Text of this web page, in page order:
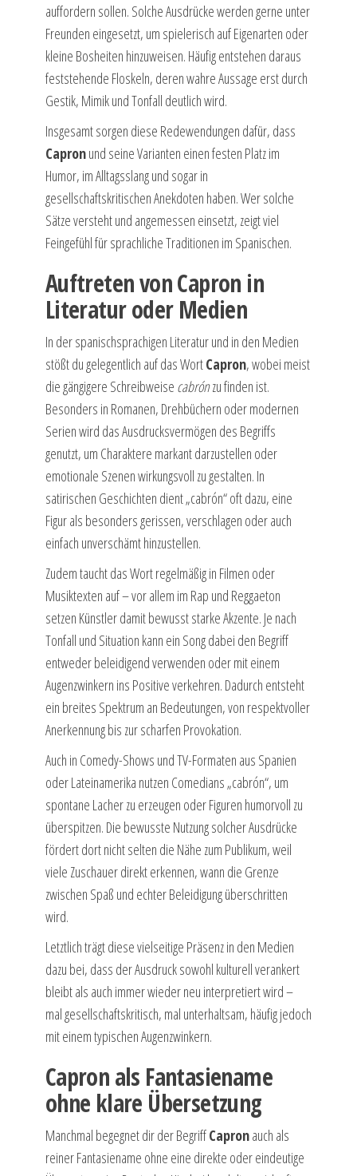
auffordern sollen. Solche Ausdrücke werden gerne unter
Freunden eingesetzt, um spielerisch auf Eigenarten oder
kleine Bosheiten hinzuweisen. Häufig entstehen daraus
feststehende Floskeln, deren wahre Aussage erst durch
Gestik, Mimik und Tonfall deutlich wird.
Insgesamt sorgen diese Redewendungen dafür, dass
Capronund seine Varianten einen festen Platz im
Humor, im Alltagsslang und sogar in
gesellschaftskritischen Anekdoten haben. Wer solche
Sätze versteht und angemessen einsetzt, zeigt viel
Feingefühl für sprachliche Traditionen im Spanischen.
Auftreten von Capron in
Literatur oder Medien
In der spanischsprachigen Literatur und in den Medien
stößt du gelegentlich auf das WortCapron, wobei meist
die gängigere Schreibweise cabrónzu finden ist.
Besonders in Romanen, Drehbüchern oder modernen
Serien wird das Ausdrucksvermögen des Begriffs
genutzt, um Charaktere markant darzustellen oder
emotionale Szenen wirkungsvoll zu gestalten. In
satirischen Geschichten dient „cabrón“ oft dazu, eine
Figur als besonders gerissen, verschlagen oder auch
einfach unverschämt hinzustellen.
Zudem taucht das Wort regelmäßig in Filmen oder
Musiktexten auf – vor allem im Rap und Reggaeton
setzen Künstler damit bewusst starke Akzente. Je nach
Tonfall und Situation kann ein Song dabei den Begriff
entweder beleidigend verwenden oder mit einem
Augenzwinkern ins Positive verkehren. Dadurch entsteht
ein breites Spektrum an Bedeutungen, von respektvoller
Anerkennung bis zur scharfen Provokation.
Auch in Comedy-Shows und TV-Formaten aus Spanien
oder Lateinamerika nutzen Comedians „cabrón“, um
spontane Lacher zu erzeugen oder Figuren humorvoll zu
überspitzen. Die bewusste Nutzung solcher Ausdrücke
fördert dort nicht selten die Nähe zum Publikum, weil
viele Zuschauer direkt erkennen, wann die Grenze
zwischen Spaß und echter Beleidigung überschritten
wird.
Letztlich trägt diese vielseitige Präsenz in den Medien
dazu bei, dass der Ausdruck sowohl kulturell verankert
bleibt als auch immer wieder neu interpretiert wird –
mal gesellschaftskritisch, mal unterhaltsam, häufig jedoch
mit einem typischen Augenzwinkern.
Capron als Fantasiename
ohne klare Übersetzung
Manchmal begegnet dir der BegriffCapronauch als
reiner Fantasiename ohne eine direkte oder eindeutige